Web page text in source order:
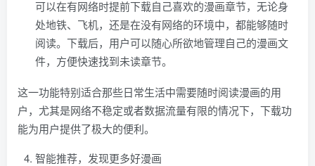
可以在有网络时提前下载自己喜欢的漫画章节，无论身
处地铁、飞机，还是在没有网络的环境中，都能够随时
阅读。下载后，用户可以随心所欲地管理自己的漫画文
件，方便快速找到未读章节。
这一功能特别适合那些日常生活中需要随时阅读漫画的用
户，尤其是网络不稳定或者数据流量有限的情况下，下载功
能为用户提供了极大的便利。
智能推荐，发现更多好漫画